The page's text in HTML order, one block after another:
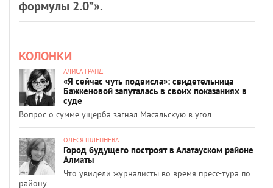
формулы 2.0”».
КОЛОНКИ
АЛИСА ГРАНД
«Я сейчас чуть подвисла»: свидетельница
Бажкеновой запуталась в своих показаниях в
суде
Вопрос о сумме ущерба загнал Масальскую в угол
ОЛЕСЯ ШЛЕПНЕВА
Город будущего построят в Алатауском районе
Алматы
Что увидели журналисты во время пресс-тура по
району